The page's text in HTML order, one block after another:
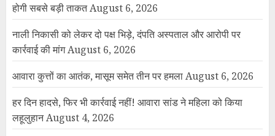
होगी सबसे बड़ी ताकतAugust 6, 2026
नाली निकासी को लेकर दो पक्ष भिड़े, दंपति अस्पताल और आरोपी पर
कार्रवाई की मांगAugust 6, 2026
आवारा कुत्तों का आतंक, मासूम समेत तीन पर हमलाAugust 6, 2026
हर दिन हादसे, फिर भी कार्रवाई नहीं! आवारा सांड ने महिला को किया
लहूलुहानAugust 4, 2026